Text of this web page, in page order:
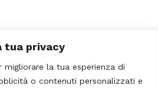
tua privacy
la tua esperienza di
o contenuti personalizzati e